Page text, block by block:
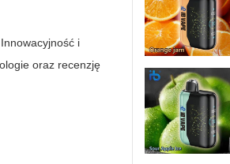
i
oraz recenzję